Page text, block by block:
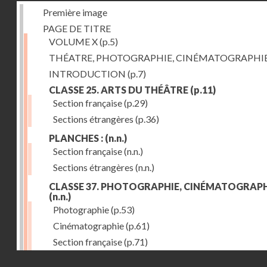
Première image
PAGE DE TITRE
VOLUME X(p.5)
THÉATRE, PHOTOGRAPHIE,
INTRODUCTION (p.7)
CLASSE 25. ARTS DU THÉÂTRE (p.11)
Section française(p.29)
Sections étrangères (p.36)
PLANCHES : (n.n.)
Section française(n.n.)
Sections étrangères (n.n.)
CLASSE 37. PHOTOGRAPHIE,
(n.n.)
Photographie(p.53)
Cinématographie(p.61)
Section française(p.71)